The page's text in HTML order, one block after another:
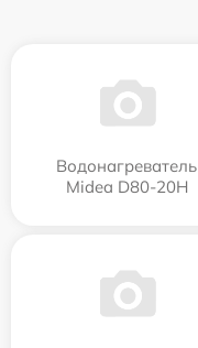
Водонагреватель
Midea D80-20Н